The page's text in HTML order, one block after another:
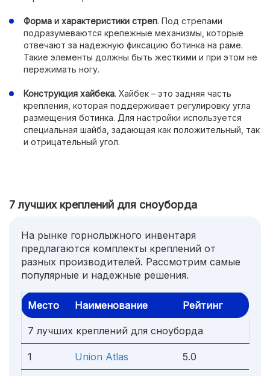
Форма и характеристики стреп. Под стрепами
подразумеваются крепежные механизмы, которые
отвечают за надежную фиксацию ботинка на раме.
Такие элементы должны быть жесткими и при этом не
пережимать ногу.
Конструкция хайбека. Хайбек – это задняя часть
крепления, которая поддерживает регулировку угла
размещения ботинка. Для настройки используется
специальная шайба, задающая как положительный, так
и отрицательный угол.
7 лучших креплений для сноуборда
На рынке горнолыжного инвентаря
предлагаются комплекты креплений от
разных производителей. Рассмотрим самые
популярные и надежные решения.
Место Наименование Рейтинг
7 лучших креплений для сноуборда
1 Union Atlas 5.0